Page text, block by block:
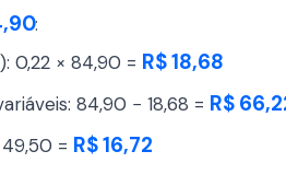
:
0,22 × 84,90 = R$ 18,68
84,90 − 18,68 = R$
= R$ 16,72